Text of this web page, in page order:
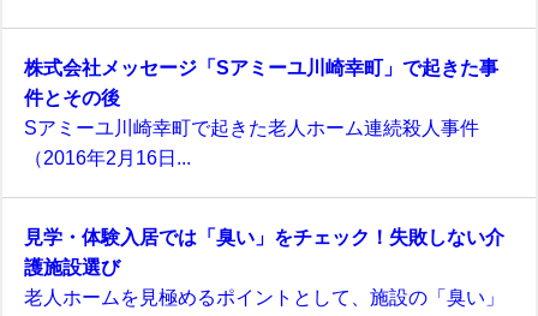
株式会社メッセージ「Sアミーユ川崎幸町」で起きた事
件とその後
Sアミーユ川崎幸町で起きた老人ホーム連続殺人事件
（2016年2月16日...
見学・体験入居では「臭い」をチェック！失敗しない介
護施設選び
老人ホームを見極めるポイントとして、施設の「臭い」